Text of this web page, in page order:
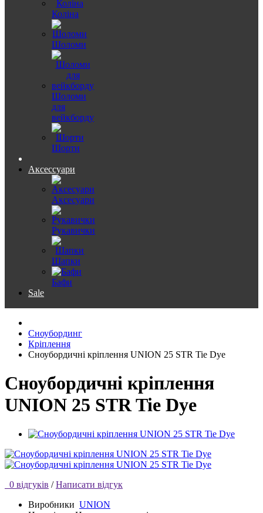
Коліна
Шоломи
Шоломи
для
вейкборду
Шорти
Аксессуари
Аксесуари
Рукавички
Шапки
Бафи
Sale
Сноубординг
Кріплення
Сноубордичні кріплення UNION 25 STR Tie Dye
Сноубордичні кріплення
UNION 25 STR Tie Dye
0 відгуків / Написати відгук
Виробники UNION